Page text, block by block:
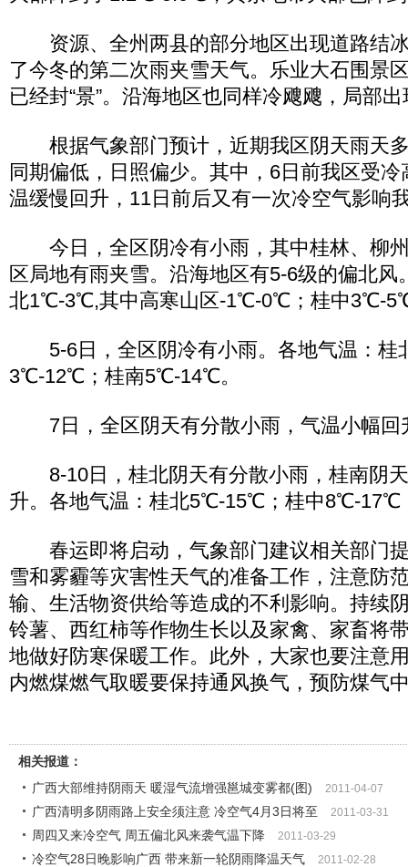
资源、全州两县的部分地区出现道路结
了今冬的第二次雨夹雪天气。乐业大石围景
已经封“景”。沿海地区也同样冷飕飕，局部
根据气象部门预计，近期我区阴天雨天
同期偏低，日照偏少。其中，6日前我区受
温缓慢回升，11日前后又有一次冷空气影响
今日，全区阴冷有小雨，其中桂林、柳
区局地有雨夹雪。沿海地区有5-6级的偏北风
北1℃-3℃,其中高寒山区-1℃-0℃；桂中3℃-
5-6日，全区阴冷有小雨。各地气温：桂
3℃-12℃；桂南5℃-14℃。
7日，全区阴天有分散小雨，气温小幅回
8-10日，桂北阴天有分散小雨，桂南阴
升。各地气温：桂北5℃-15℃；桂中8℃-
春运即将启动，气象部门建议相关部门
雪和雾霾等灾害性天气的准备工作，注意防
输、生活物资供给等造成的不利影响。持续
铃薯、西红柿等作物生长以及家禽、家畜将
地做好防寒保暖工作。此外，大家也要注意
内燃煤燃气取暖要保持通风换气，预防煤气
相关报道：
广西大部维持阴雨天 暖湿气流增强邕城变雾都(图)
2011-04-07
广西清明多阴雨路上安全须注意 冷空气4月3日将至 2011-03-31
周四又来冷空气 周五偏北风来袭气温下降 2011-03-29
冷空气28日晚影响广西 带来新一轮阴雨降温天气 2011-02-28